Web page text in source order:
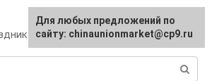
Для любых предложений по
сайту: chinaunionmarket@cp9.ru
Для любых предложений по
сайту: chinaunionmarket@cp9.ru